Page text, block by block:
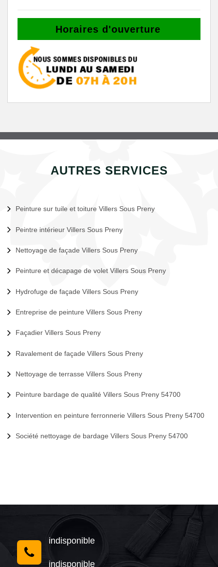
Horaires d'ouverture
AUTRES SERVICES
Peinture sur tuile et toiture Villers Sous Preny
Peintre intérieur Villers Sous Preny
Nettoyage de façade Villers Sous Preny
Peinture et décapage de volet Villers Sous Preny
Hydrofuge de façade Villers Sous Preny
Entreprise de peinture Villers Sous Preny
Façadier Villers Sous Preny
Ravalement de façade Villers Sous Preny
Nettoyage de terrasse Villers Sous Preny
Peinture bardage de qualité Villers Sous Preny 54700
Intervention en peinture ferronnerie Villers Sous Preny 54700
Société nettoyage de bardage Villers Sous Preny 54700
indisponible
indisponible